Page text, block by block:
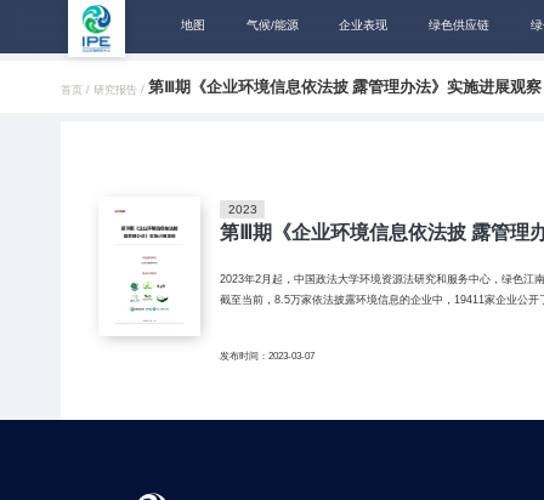
地图 气候/能源 企业表现 绿色供应链
首页 / 研究报告 / 第Ⅲ期《企业环境信息依法披 露管理办法》实施进展观察
2023
第Ⅲ期《企业环境信息依法披 露管理
2023年2月起，中国政法大学环境资源法研究和服务中心，绿色江
截至当前，8.5万家依法披露环境信息的企业中，19411家企业公
发布时间：2023-03-07